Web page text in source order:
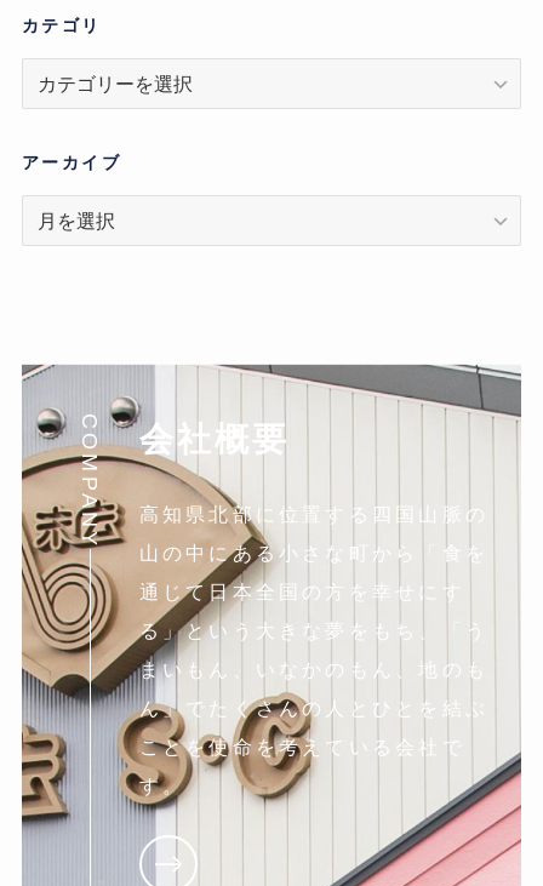
カテゴリ
リ
アーカイブ
ア
COMPANY 会社概要
高知県北部に位置する四国山脈の
山の中にある小さな町から「食を
通じて日本全国の方を幸せにす
る」という大きな夢をもち、「う
まいもん、いなかのもん、地のも
ん」でたくさんの人とひとを結ぶ
ことを使命を考えている会社で
す。